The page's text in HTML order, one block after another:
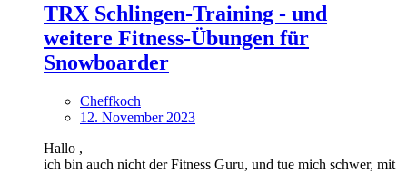
TRX Schlingen-Training - und
weitere Fitness-Übungen für
Snowboarder
Cheffkoch
12. November 2023
Hallo ,
ich bin auch nicht der Fitness Guru, und tue mich schwer, mit